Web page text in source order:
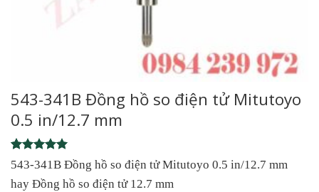
543-341B Đồng hồ so điện tử Mitutoyo
0.5 in/12.7 mm
Rated 5
out of 5
based on
1
543-341B Đồng hồ so điện tử Mitutoyo 0.5 in/12.7 mm
hay Đồng hồ so điện tử 12.7 mm